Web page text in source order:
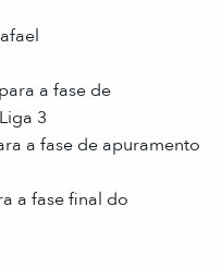
a fase de
3
a fase de apuramento
a fase final do